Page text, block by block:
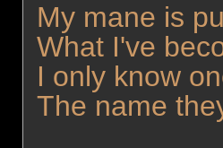
My mane is
What I've
I only know
The name